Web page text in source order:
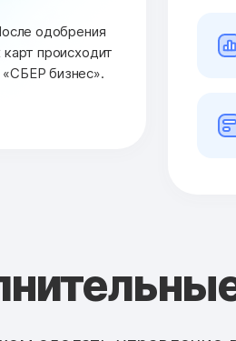
одобрения
происходит
бизнес».